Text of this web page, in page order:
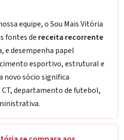
equipe, o Sou Mais Vitória
fontes de receita recorrente
e desempenha papel
esportivo, estrutural e
novo sócio significa
departamento de futebol,